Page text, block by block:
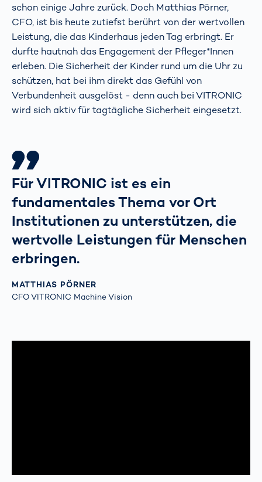
schon einige Jahre zurück. Doch Matthias Pörner,
CFO, ist bis heute zutiefst berührt von der wertvollen
Leistung, die das Kinderhaus jeden Tag erbringt. Er
durfte hautnah das Engagement der Pfleger*Innen
erleben. Die Sicherheit der Kinder rund um die Uhr zu
schützen, hat bei ihm direkt das Gefühl von
Verbundenheit ausgelöst - denn auch bei VITRONIC
wird sich aktiv für tagtägliche Sicherheit eingesetzt.
Für VITRONIC ist es ein
fundamentales Thema vor Ort
Institutionen zu unterstützen, die
wertvolle Leistungen für Menschen
erbringen.
MATTHIAS PÖRNER
CFO VITRONIC Machine Vision